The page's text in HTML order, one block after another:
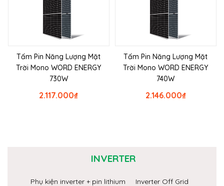
Tấm Pin Năng Lượng Mặt
Trời Mono WORD ENERGY
730W
₫
2.117.000
Tấm Pin Năng Lượng Mặt
Trời Mono WORD ENERGY
740W
₫
2.146.000
INVERTER
Phụ kiện inverter + pin lithium
Inverter Off Grid